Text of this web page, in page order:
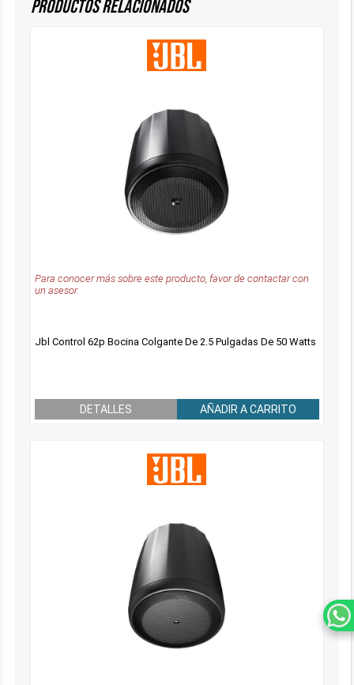
Productos Relacionados
Para conocer más sobre este producto, favor de contactar con
un asesor.
Jbl Control 62p Bocina Colgante De 2.5 Pulgadas De 50 Watts
DETALLES AÑADIR A CARRITO